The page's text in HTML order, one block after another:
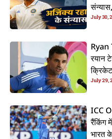
कइलें
July 30,
रयान
July 29,
ICC
रैंकिंग
भारत